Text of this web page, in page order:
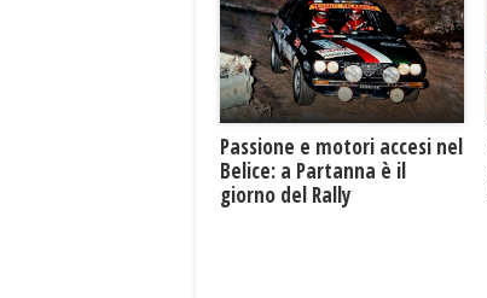
Passione e motori accesi nel
Belice: a Partanna è il
giorno del Rally